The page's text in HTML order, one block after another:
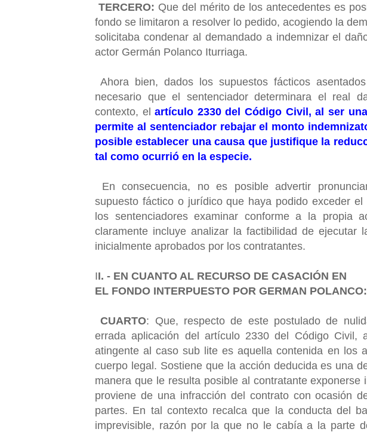
TERCERO: Que del mérito de los antecedentes es
fondo se limitaron a resolver lo pedido, acogiendo la
solicitaba condenar al demandado a indemnizar el
actor Germán Polanco Iturriaga.
Ahora bien, dados los supuestos fácticos
necesario que el sentenciador determinara el real
contexto, elartículo 2330 del Código Civil, al ser
permite al sentenciador rebajar el monto
posible establecer una causa que justifique la
tal como ocurrió en la especie.
En consecuencia, no es posible advertir
supuesto fáctico o jurídico que haya podido exceder
los sentenciadores examinar conforme a la propia
claramente incluye analizar la factibilidad de ejecutar
inicialmente aprobados por los contratantes.
II. - EN CUANTO AL RECURSO DE CASACIÓN EN
EL FONDO INTERPUESTO POR GERMAN POLANCO:
CUARTO: Que, respecto de este postulado de
errada aplicación del artículo 2330 del Código Civil,
atingente al caso sub lite es aquella contenida en los
cuerpo legal. Sostiene que la acción deducida es una
manera que le resulta posible al contratante exponerse
proviene de una infracción del contrato con ocasión
partes. En tal contexto recalca que la conducta del
imprevisible, razón por la que no le cabía a la parte